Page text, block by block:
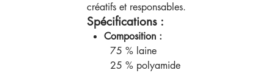
créatifs et responsables.
Spécifications :
Composition :
75 % laine
25 % polyamide